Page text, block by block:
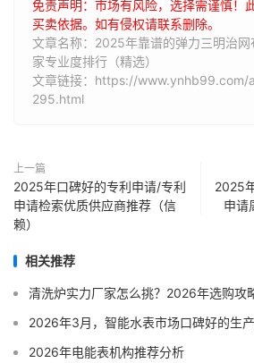
免责声明：市场有风险，选择需谨慎！
买卖依据。如有侵权请联系删除。
文章名称：2025年靠谱的弹力三明治
家专业度排行（精选）
文章链接：https://
295.html
上一篇
2025年口碑好的专利申请/专利
申请检索优质供应商推荐（信
赖）
2025
申请
相关推荐
清洗炉实力厂家怎么挑？2026年选购攻
2026年3月，智能水表市场口碑好的生
2026年电能表机构推荐分析